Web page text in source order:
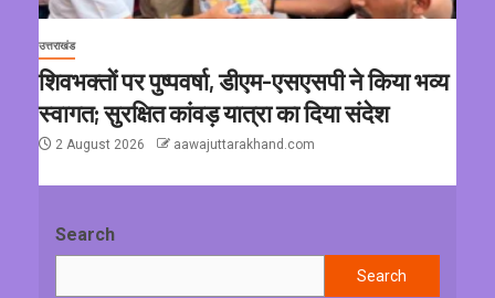
उत्तराखंड
शिवभक्तों पर पुष्पवर्षा, डीएम-एसएसपी ने किया भव्य
स्वागत; सुरक्षित कांवड़ यात्रा का दिया संदेश
2 August 2026 aawajuttarakhand.com
Search
Search